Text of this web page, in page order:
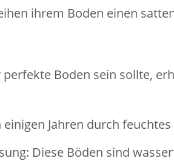
ihrem Boden einen
Boden sein sollte,
Jahren durch
Diese Böden sind